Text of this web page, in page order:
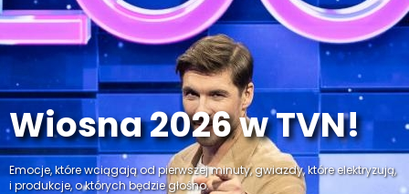
Wiosna 2026 w TVN!
Emocje, które wciągają od pierwszej minuty, gwiazdy, które elektryzują,
i produkcje, o których będzie głośno.